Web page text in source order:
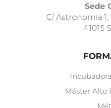
Sede
C/ Astronomía 1,
41015
Máster Alto